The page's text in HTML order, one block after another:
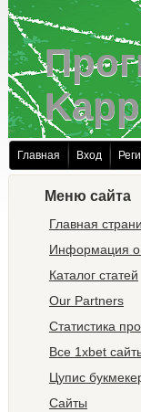
Главная Вход
Меню сайта
Главная
Информация о
Каталог статей
Our Partners
Статистика
Все 1xbet
Цупис
Сайты